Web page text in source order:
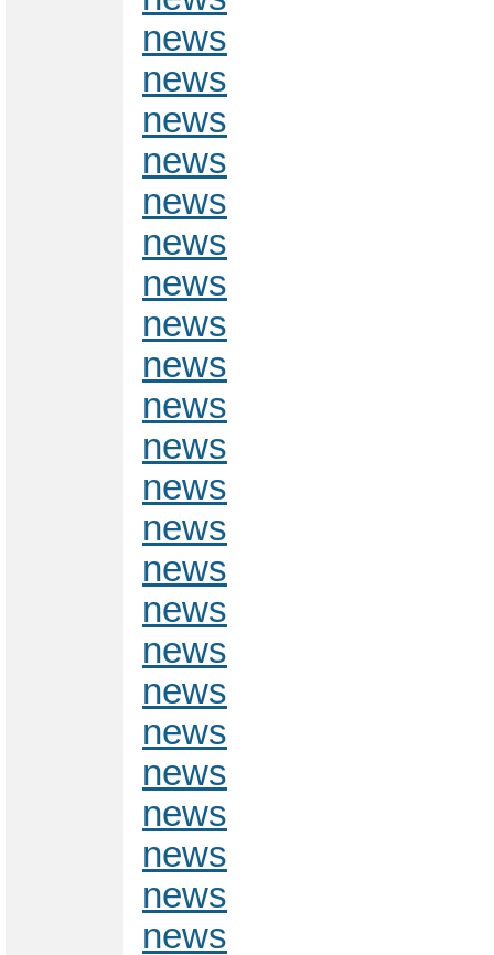
news
news
news
news
news
news
news
news
news
news
news
news
news
news
news
news
news
news
news
news
news
news
news